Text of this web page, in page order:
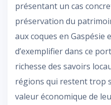
présentant un cas
préservation du
aux coques en Gaspésie
d’exemplifier dans ce
richesse des savoirs
régions qui restent trop
valeur économique de